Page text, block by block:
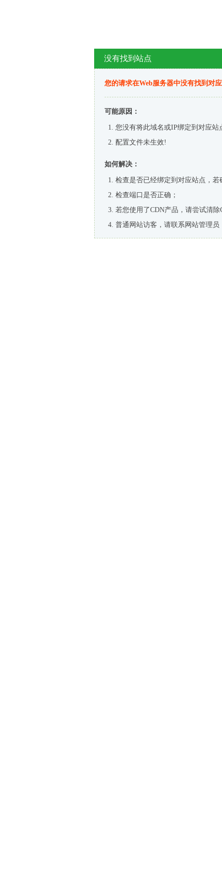
没有找到站点
您的请求在Web服务器中没有找到对
可能原因：
您没有将此域名或IP绑定到对应站
配置文件未生效!
如何解决：
检查是否已经绑定到对应站点，
检查端口是否正确；
若您使用了CDN产品，请尝试清除
普通网站访客，请联系网站管理员